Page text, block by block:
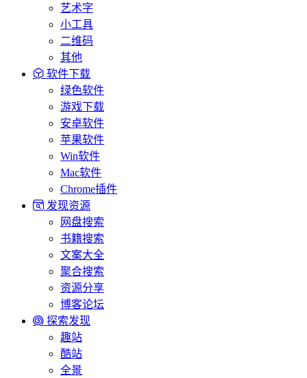
艺术字
小工具
二维码
其他
软件下载
绿色软件
游戏下载
安卓软件
苹果软件
Win软件
Mac软件
Chrome插件
发现资源
网盘搜索
书籍搜索
文案大全
聚合搜索
资源分享
博客论坛
探索发现
趣站
酷站
全景